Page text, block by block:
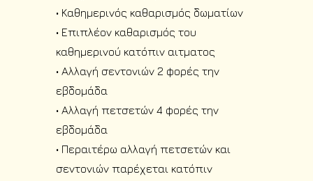
• Καθημερινός καθαρισμός δωματίων
• Επιπλέον καθαρισμός του
καθημερινού κατόπιν αιτματος
• Αλλαγή σεντονιών 2 φορές την
εβδομάδα
• Αλλαγή πετσετών 4 φορές την
εβδομάδα
• Περαιτέρω αλλαγή πετσετών και
σεντονιών παρέχεται κατόπιν